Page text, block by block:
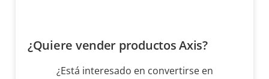
¿Quiere vender productos Axis?
¿Está interesado en convertirse en